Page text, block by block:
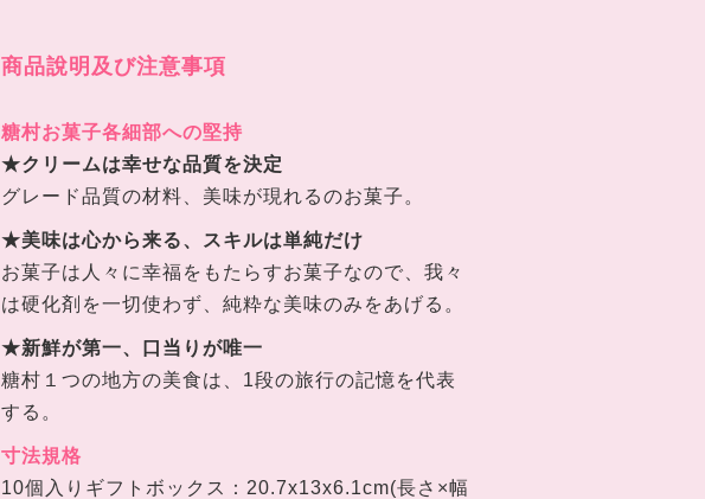
商品說明及び注意事項
糖村お菓子各細部への堅持
★クリームは幸せな品質を決定
グレード品質の材料、美味が現れるのお菓子 。
★美味は心から来る、スキルは単純だけ
お菓子は人々に幸福をもたらすお菓子なので、我々
は硬化剤を一切使わず、純粋な美味のみをあげる。
★新鮮が第一、口当りが唯一
糖村１つの地方の美食は、1段の旅行の記憶を代表
する。
寸法規格
10個入りギフトボックス： 20.7x13x6.1cm(長さ×幅